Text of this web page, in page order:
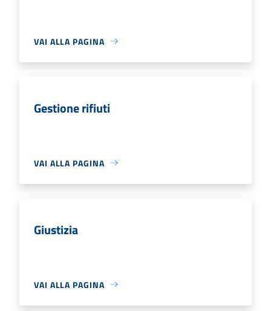
VAI ALLA PAGINA
Gestione rifiuti
VAI ALLA PAGINA
Giustizia
VAI ALLA PAGINA